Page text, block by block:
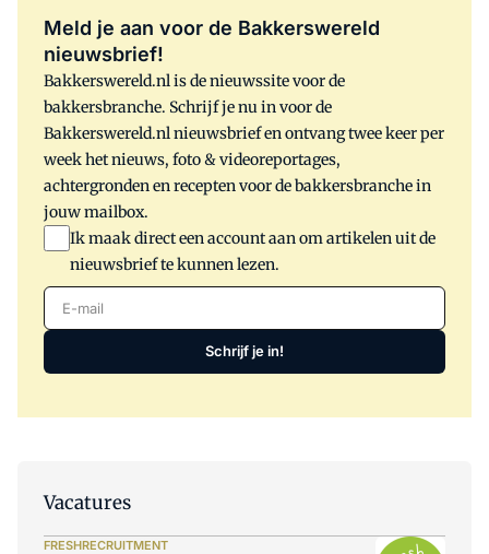
Meld je aan voor de Bakkerswereld
nieuwsbrief!
Bakkerswereld.nl is de nieuwssite voor de
bakkersbranche. Schrijf je nu in voor de
Bakkerswereld.nl nieuwsbrief en ontvang twee keer per
week het nieuws, foto & videoreportages,
achtergronden en recepten voor de bakkersbranche in
jouw mailbox.
Ik maak direct een account aan om artikelen uit de
nieuwsbrief te kunnen lezen.
E-mail
Schrijf je in!
Vacatures
FRESHRECRUITMENT